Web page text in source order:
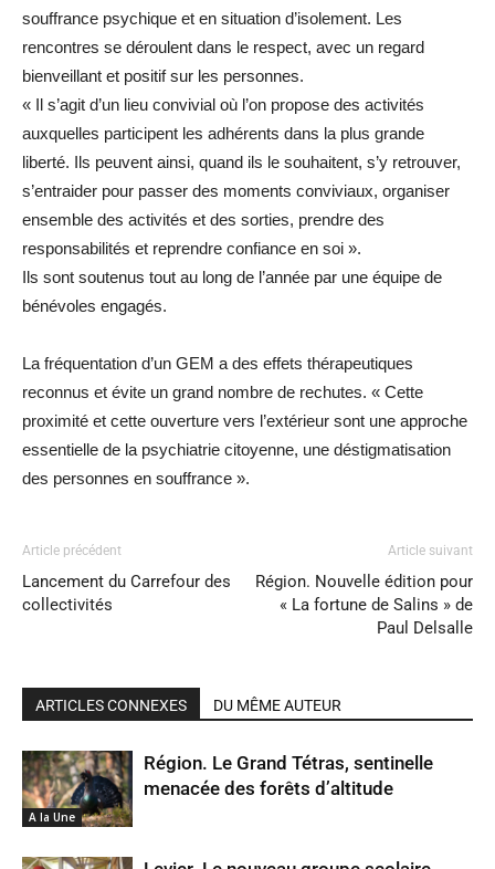
souffrance psychique et en situation d’isolement. Les
rencontres se déroulent dans le respect, avec un regard
bienveillant et positif sur les personnes.
« Il s’agit d’un lieu convivial où l’on propose des activités
auxquelles participent les adhérents dans la plus grande
liberté. Ils peuvent ainsi, quand ils le souhaitent, s’y retrouver,
s’entraider pour passer des moments conviviaux, organiser
ensemble des activités et des sorties, prendre des
responsabilités et reprendre confiance en soi ».
Ils sont soutenus tout au long de l’année par une équipe de
bénévoles engagés.
La fréquentation d’un GEM a des effets thérapeutiques
reconnus et évite un grand nombre de rechutes. « Cette
proximité et cette ouverture vers l’extérieur sont une approche
essentielle de la psychiatrie citoyenne, une déstigmatisation
des personnes en souffrance ».
Article précédent
Lancement du Carrefour des
collectivités
Article suivant
Région. Nouvelle édition pour
« La fortune de Salins » de
Paul Delsalle
ARTICLES CONNEXES DU MÊME AUTEUR
A la Une
Région. Le Grand Tétras, sentinelle
menacée des forêts d’altitude